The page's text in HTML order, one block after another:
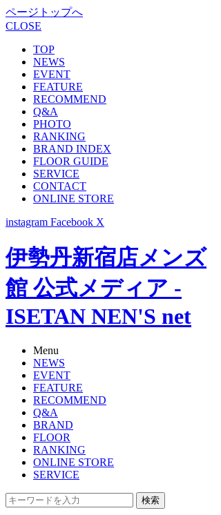
ページトップへ
CLOSE
TOP
NEWS
EVENT
FEATURE
RECOMMEND
Q&A
PHOTO
RANKING
BRAND INDEX
FLOOR GUIDE
SERVICE
CONTACT
ONLINE STORE
instagram Facebook X
伊勢丹新宿店メンズ
館 公式メディア -
ISETAN NEN'S net
Menu
NEWS
EVENT
FEATURE
RECOMMEND
Q&A
BRAND
FLOOR
RANKING
ONLINE STORE
SERVICE
検索